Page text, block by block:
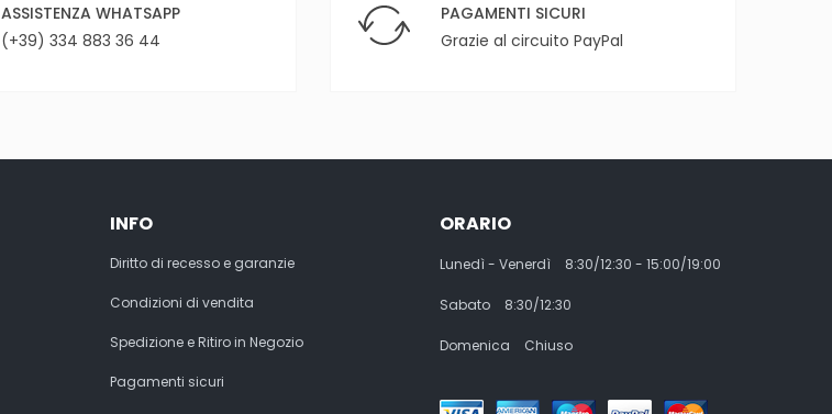
ASSISTENZA WHATSAPP
(+39) 334 883 36 44
PAGAMENTI SICURI
Grazie al circuito PayPal
INFO
Diritto di recesso e garanzie
Condizioni di vendita
Spedizione e Ritiro in Negozio
Pagamenti sicuri
ORARIO
Lunedì - Venerdì 8:30/12:30 - 15:00/19:00
Sabato 8:30/12:30
Domenica Chiuso